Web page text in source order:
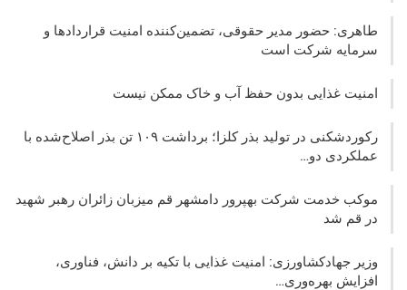
طاهری: حضور مدیر حقوقی، تضمین‌کننده امنیت قراردادها و
سرمایه شرکت‌ است
امنیت غذایی بدون حفظ آب و خاک ممکن نیست
رکوردشکنی در تولید بذر کلزا؛ برداشت ۱۰۹ تن بذر اصلاح‌شده با
عملکردی دو…
موکب خدمت شرکت بهپرور دامشهر قم میزبان زائران رهبر شهید
در قم شد
وزیر جهادکشاورزی: امنیت غذایی با تکیه بر دانش، فناوری،
افزایش بهره‌وری…